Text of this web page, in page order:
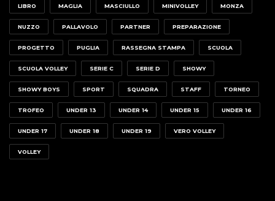
LIBRO MAGLIA MASCIULLO MINIVOLLEY MONZA
NUZZO PALLAVOLO PARTNER PREPARAZIONE
PROGETTO PUGLIA RASSEGNA STAMPA SCUOLA
SCUOLA VOLLEY SERIE C SERIE D SHOWY
SHOWY BOYS SPORT SQUADRA STAFF TORNEO
TROFEO UNDER 13 UNDER 14 UNDER 15 UNDER 16
UNDER 17 UNDER 18 UNDER 19 VERO VOLLEY
VOLLEY